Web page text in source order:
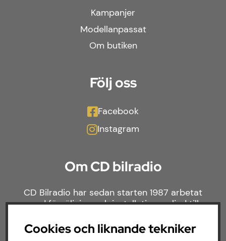
Kampanjer
Modellanpassat
Om butiken
Följ oss
Facebook
Instagram
Om CD bilradio
CD Bilradio har sedan starten 1987 arbetat
med försäljning och installation av ljud till
brett sortiment av billjud till alla typer av
bilmärken och behov.
Cookies och liknande tekniker